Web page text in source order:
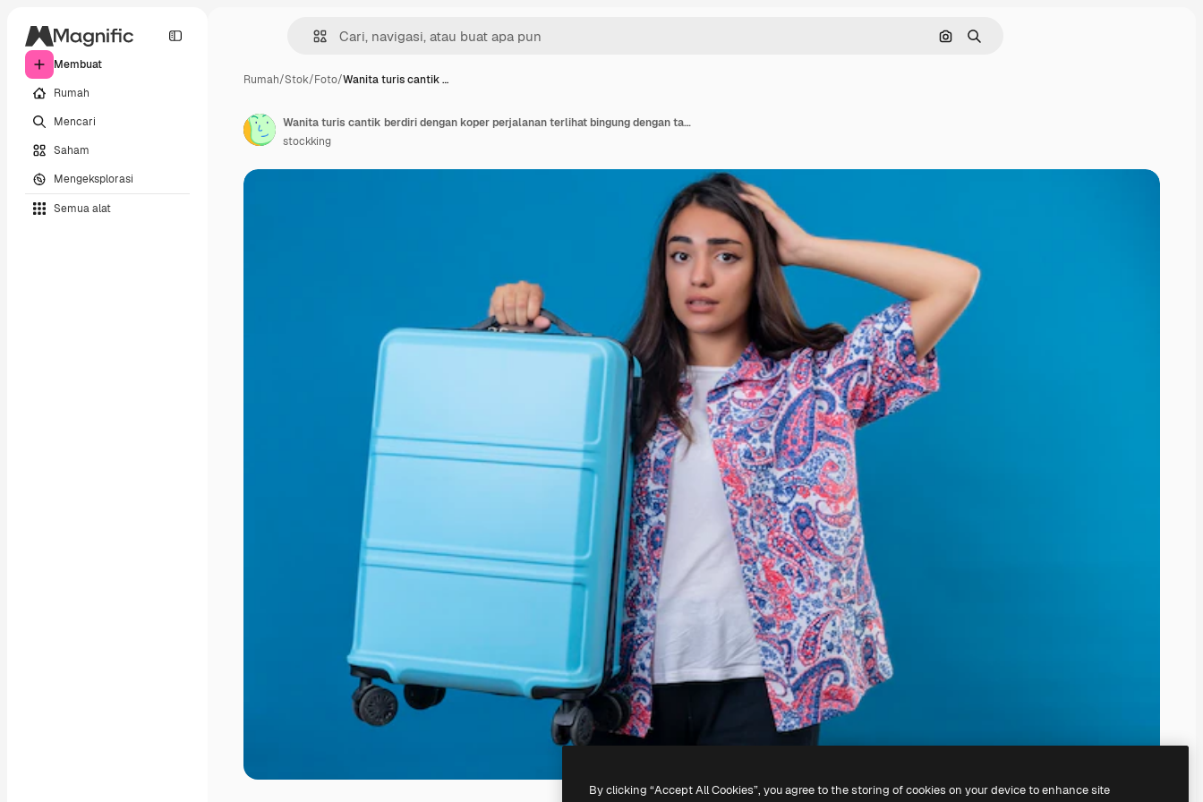
Membuat
Rumah
Mencari
Saham
Mengeksplorasi
Semua alat
Pencarian berdasarkan gambar
Mencari
Rumah/Stok/Foto/Wanita turis cantik …
Wanita turis cantik berdiri dengan koper perjalanan terlihat bingung dengan tangan di kepala karena kesalahan ingat konsep memori buruk yang terlupakan di atas ruang biru yang terisolasi
stockking
By clicking “Accept All Cookies”, you agree to the storing of cookies on your device to enhance site